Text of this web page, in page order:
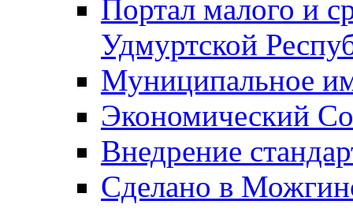
Портал малого и
Удмуртской
Муниципальное
Экономический
Внедрение
Сделано в